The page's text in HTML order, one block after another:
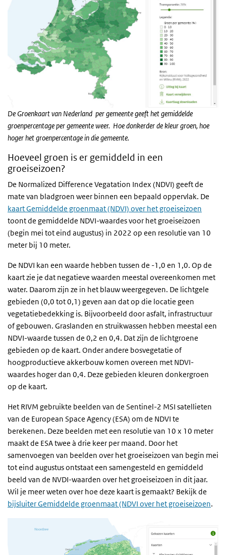
De Groenkaart van Nederland per gemeente geeft het gemiddelde
groenpercentage per gemeente weer. Hoe donkerder de kleur groen, hoe
hoger het groenpercentage in die gemeente.
Hoeveel groen is er gemiddeld in een
groeiseizoen?
De Normalized Difference Vegatation Index (NDVI) geeft de
mate van bladgroen weer binnen een bepaald oppervlak. De
kaart Gemiddelde groenmaat (NDVI) over het groeiseizoen
toont de gemiddelde NDVI-waardes voor het groeiseizoen
(begin mei tot eind augustus) in 2022 op een resolutie van 10
meter bij 10 meter.
De NDVI kan een waarde hebben tussen de -1,0 en 1,0. Op de
kaart zie je dat negatieve waarden meestal overeenkomen met
water. Daarom zijn ze in het blauw weergegeven. De lichtgele
gebieden (0,0 tot 0,1) geven aan dat op die locatie geen
vegetatiebedekking is. Bijvoorbeeld door asfalt, infrastructuur
of gebouwen. Graslanden en struikwassen hebben meestal een
NDVI-waarde tussen de 0,2 en 0,4. Dat zijn de lichtgroene
gebieden op de kaart. Onder andere bosvegetatie of
hoogproductieve akkerbouw komen overeen met NDVI-
waardes hoger dan 0,4. Deze gebieden kleuren donkergroen
op de kaart.
Het RIVM gebruikte beelden van de Sentinel-2 MSI satellieten
van de European Space Agency (ESA) om de NDVI te
berekenen. Deze beelden met een resolutie van 10 x 10 meter
maakt de ESA twee à drie keer per maand. Door het
samenvoegen van beelden over het groeiseizoen van begin mei
tot eind augustus ontstaat een samengesteld en gemiddeld
beeld van de NVDI-waarden over het groeiseizoen in dit jaar.
Wil je meer weten over hoe deze kaart is gemaakt? Bekijk de
bijsluiter Gemiddelde groenmaat (NDVI over het groeiseizoen.